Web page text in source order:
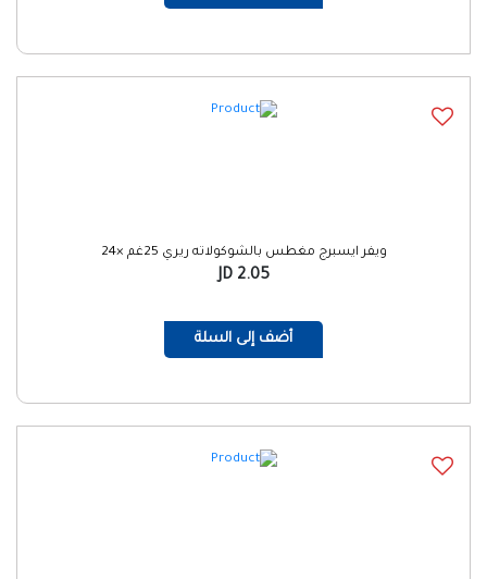
ويفر ايسبرج مغطس بالشوكولاته ريري 25غم ×24
2.05 JD
أضف إلى السلة